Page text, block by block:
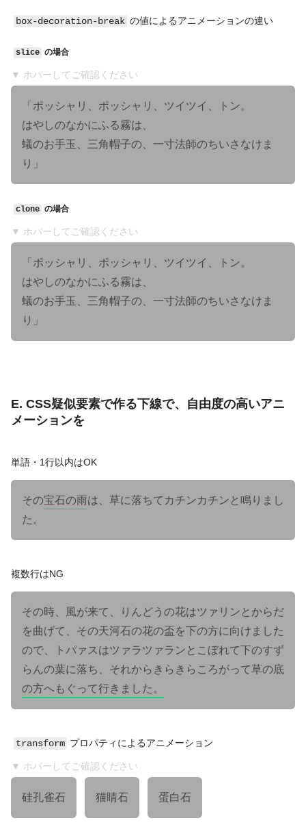
box-decoration-break の値によるアニメーションの違い
slice の場合
▼ ホバーしてご確認ください
「ポッシャリ、ポッシャリ、ツイツイ、トン。
はやしのなかにふる霧は、
蟻のお手玉、三角帽子の、一寸法師のちいさなけま
り」
clone の場合
▼ ホバーしてご確認ください
「ポッシャリ、ポッシャリ、ツイツイ、トン。
はやしのなかにふる霧は、
蟻のお手玉、三角帽子の、一寸法師のちいさなけま
り」
E. CSS疑似要素で作る下線で、自由度の高いアニ
メーションを
単語・1行以内はOK
その宝石の雨は、草に落ちてカチンカチンと鳴りまし
た。
複数行はNG
その時、風が来て、りんどうの花はツァリンとからだ
を曲げて、その天河石の花の盃を下の方に向けました
ので、トパァスはツァラツァランとこぼれて下のすず
らんの葉に落ち、それからきらきらころがって草の底
の方へもぐって行きました。
transform プロパティによるアニメーション
▼ ホバーしてご確認ください
硅孔雀石 猫睛石 蛋白石